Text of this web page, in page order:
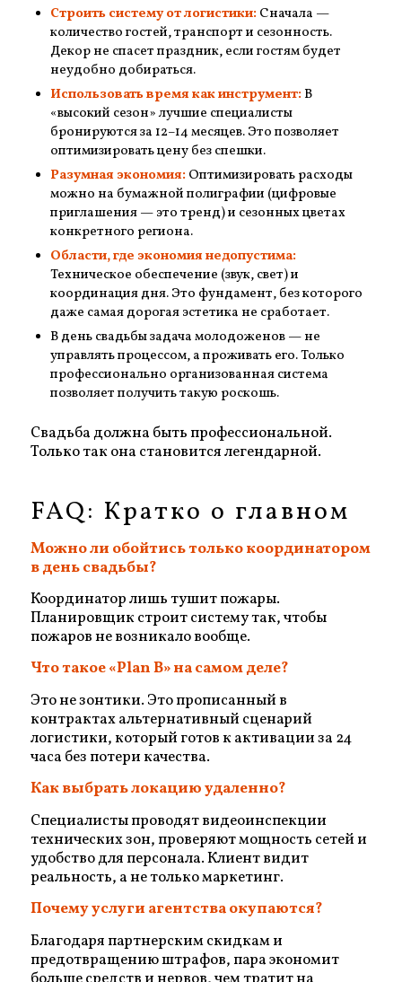
Строить систему от логистики:Сначала —
количество гостей, транспорт и сезонность.
Декор не спасет праздник, если гостям будет
неудобно добираться.
Использовать время как инструмент:В
«высокий сезон» лучшие специалисты
бронируются за 12–14 месяцев. Это позволяет
оптимизировать цену без спешки.
Разумная экономия:Оптимизировать расходы
можно на бумажной полиграфии (цифровые
приглашения — это тренд) и сезонных цветах
конкретного региона.
Области, где экономия недопустима:
Техническое обеспечение (звук, свет) и
координация дня. Это фундамент, без которого
даже самая дорогая эстетика не сработает.
В день свадьбы задача молодоженов — не
управлять процессом, а проживать его. Только
профессионально организованная система
позволяет получить такую роскошь.
Свадьба должна быть профессиональной.
Только так она становится легендарной.
FAQ: Кратко о главном
Можно ли обойтись только координатором
в день свадьбы?
Координатор лишь тушит пожары.
Планировщик строит систему так, чтобы
пожаров не возникало вообще.
Что такое «Plan B» на самом деле?
Это не зонтики. Это прописанный в
контрактах альтернативный сценарий
логистики, который готов к активации за 24
часа без потери качества.
Как выбрать локацию удаленно?
Специалисты проводят видеоинспекции
технических зон, проверяют мощность сетей и
удобство для персонала. Клиент видит
реальность, а не только маркетинг.
Почему услуги агентства окупаются?
Благодаря партнерским скидкам и
предотвращению штрафов, пара экономит